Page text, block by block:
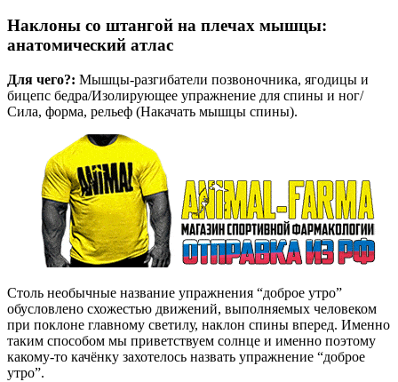
Наклоны со штангой на плечах мышцы:
анатомический атлас
Для чего?: Мышцы-разгибатели позвоночника, ягодицы и
бицепс бедра/Изолирующее упражнение для спины и ног/
Сила, форма, рельеф (Накачать мышцы спины).
Столь необычные название упражнения “доброе утро”
обусловлено схожестью движений, выполняемых человеком
при поклоне главному светилу, наклон спины вперед. Именно
таким способом мы приветствуем солнце и именно поэтому
какому-то качёнку захотелось назвать упражнение “доброе
утро”.